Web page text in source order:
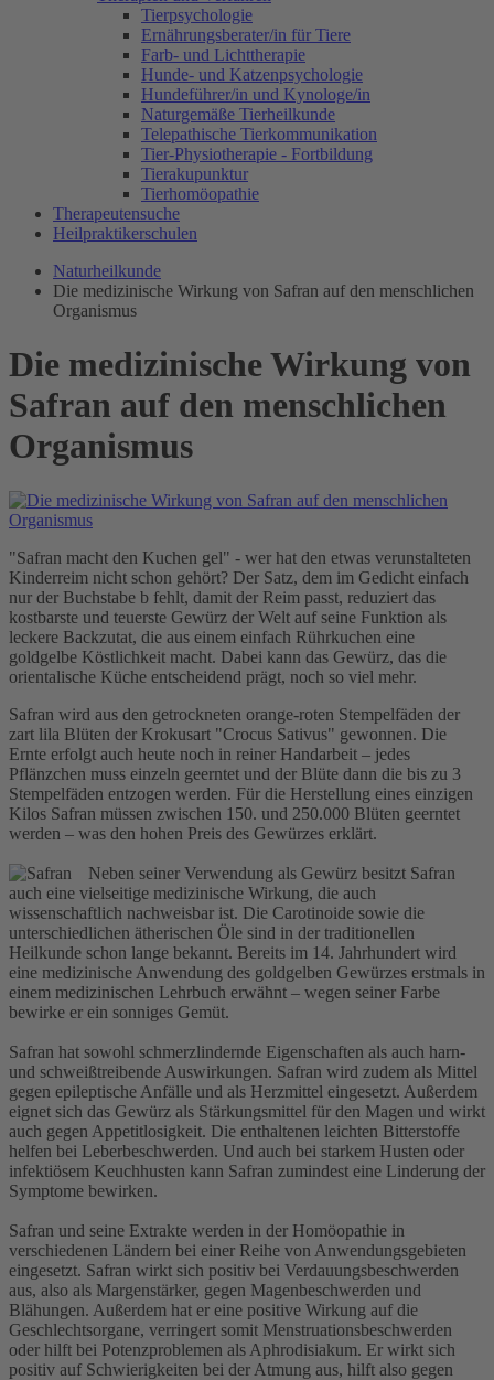
Tierpsychologie
Ernährungsberater/in für Tiere
Farb- und Lichttherapie
Hunde- und Katzenpsychologie
Hundeführer/in und Kynologe/in
Naturgemäße Tierheilkunde
Telepathische Tierkommunikation
Tier-Physiotherapie - Fortbildung
Tierakupunktur
Tierhomöopathie
Therapeutensuche
Heilpraktikerschulen
Naturheilkunde
Die medizinische Wirkung von Safran auf den menschlichen
Organismus
Die medizinische Wirkung von
Safran auf den menschlichen
Organismus
"Safran macht den Kuchen gel" - wer hat den etwas verunstalteten
Kinderreim nicht schon gehört? Der Satz, dem im Gedicht einfach
nur der Buchstabe b fehlt, damit der Reim passt, reduziert das
kostbarste und teuerste Gewürz der Welt auf seine Funktion als
leckere Backzutat, die aus einem einfach Rührkuchen eine
goldgelbe Köstlichkeit macht. Dabei kann das Gewürz, das die
orientalische Küche entscheidend prägt, noch so viel mehr.
Safran wird aus den getrockneten orange-roten Stempelfäden der
zart lila Blüten der Krokusart "Crocus Sativus" gewonnen. Die
Ernte erfolgt auch heute noch in reiner Handarbeit – jedes
Pflänzchen muss einzeln geerntet und der Blüte dann die bis zu 3
Stempelfäden entzogen werden. Für die Herstellung eines einzigen
Kilos Safran müssen zwischen 150. und 250.000 Blüten geerntet
werden – was den hohen Preis des Gewürzes erklärt.
Neben seiner Verwendung als Gewürz besitzt Safran
auch eine vielseitige medizinische Wirkung, die auch
wissenschaftlich nachweisbar ist. Die Carotinoide sowie die
unterschiedlichen ätherischen Öle sind in der traditionellen
Heilkunde schon lange bekannt. Bereits im 14. Jahrhundert wird
eine medizinische Anwendung des goldgelben Gewürzes erstmals in
einem medizinischen Lehrbuch erwähnt – wegen seiner Farbe
bewirke er ein sonniges Gemüt.
Safran hat sowohl schmerzlindernde Eigenschaften als auch harn-
und schweißtreibende Auswirkungen. Safran wird zudem als Mittel
gegen epileptische Anfälle und als Herzmittel eingesetzt. Außerdem
eignet sich das Gewürz als Stärkungsmittel für den Magen und wirkt
auch gegen Appetitlosigkeit. Die enthaltenen leichten Bitterstoffe
helfen bei Leberbeschwerden. Und auch bei starkem Husten oder
infektiösem Keuchhusten kann Safran zumindest eine Linderung der
Symptome bewirken.
Safran und seine Extrakte werden in der Homöopathie in
verschiedenen Ländern bei einer Reihe von Anwendungsgebieten
eingesetzt. Safran wirkt sich positiv bei Verdauungsbeschwerden
aus, also als Margenstärker, gegen Magenbeschwerden und
Blähungen. Außerdem hat er eine positive Wirkung auf die
Geschlechtsorgane, verringert somit Menstruationsbeschwerden
oder hilft bei Potenzproblemen als Aphrodisiakum. Er wirkt sich
positiv auf Schwierigkeiten bei der Atmung aus, hilft also gegen